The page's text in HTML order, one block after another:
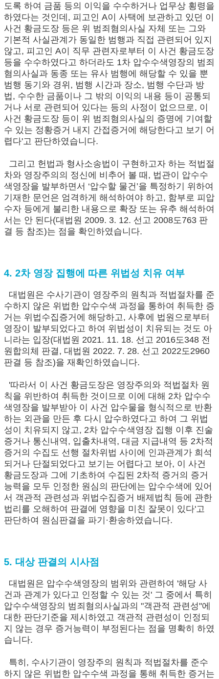
도록 하여 금품 등의 이익을 수수하거나 업무상 횡령을
하였다는 것인데, 피고인 A이 사택에 보관하고 있던 이
사건 황금도장 등은 위 범죄혐의사실 자체 또는 그와
기본적 사실관계가 동일한 범행과 직접 관련되어 있지
않고, 피고인 A이 직무 관련자로부터 이 사건 황금도장
등을 수수하였다고 하더라도 1차 압수수색영장의 범죄
혐의사실과 동종 또는 유사 범행에 해당할 수 있을 뿐
범행 동기와 경위, 범행 시간과 장소, 범행 수단과 방
법, 수수한 금품이나 그 밖의 이익의 내용 등이 공통되
거나 서로 관련되어 있다는 등의 사정이 없으므로, 이
사건 황금도장 등이 위 범죄혐의사실의 증명에 기여할
수 있는 정황증거 내지 간접증거에 해당한다고 보기 어
렵다'고 판단하였습니다.
그리고 헌법과 형사소송법이 구현하고자 하는 적법절
차와 영장주의의 정신에 비추어 볼 때, 법관이 압수수
색영장을 발부하면서 ‘압수할 물건’을 특정하기 위하여
기재한 문언은 엄격하게 해석하여야 하고, 함부로 피압
수자 등에게 불리한 내용으로 확장 또는 유추 해석하여
서는 안 된다(대법원 2009. 3. 12. 선고 2008도763 판
결 등 참조)는 점을 확인하였습니다.
4. 2차 영장 집행에 따른 위법성 치유 여부
대법원은 수사기관이 영장주의 원칙과 적법절차를 준
수하지 않은 위법한 압수수색 과정을 통하여 취득한 증
거는 위법수집증거에 해당하고, 사후에 법원으로부터
영장이 발부되었다고 하여 위법성이 치유되는 것도 아
니라는 입장(대법원 2021. 11. 18. 선고 2016도348 전
원합의체 판결, 대법원 2022. 7. 28. 선고 2022도2960
판결 등 참조)을 재확인하였습니다.
'따라서 이 사건 황금도장은 영장주의와 적법절차 원
칙을 위반하여 취득한 것이므로 이에 대해 2차 압수수
색영장을 발부받아 이 사건 압수물을 형식적으로 반환
하는 외관을 만든 후 다시 압수하였다고 하여 그 위법
성이 치유되지 않고, 2차 압수수색영장 집행 이후 진술
증거나 통신내역, 입출차내역, 대금 지급내역 등 2차적
증거의 수집도 선행 절차위법 사이에 인과관계가 희석
되거나 단절되었다고 보기는 어렵다고 보아, 이 사건
황금도장과 그에 기초하여 수집된 2차적 증거의 증거
능력을 모두 인정한 원심의 판단에는 압수수색에 있어
서 객관적 관련성과 위법수집증거 배제법칙 등에 관한
법리를 오해하여 판결에 영향을 미친 잘못이 있다'고
판단하여 원심판결을 파기·환송하였습니다.
5. 대상 판결의 시사점
대법원은 압수수색영장의 범위와 관련하여 '해당 사
건과 관계가 있다고 인정할 수 있는 것' 그 중에서 특히
압수수색영장의 범죄혐의사실과의 "객관적 관련성"에
대한 판단기준을 제시하였고 객관적 관련성이 인정되
지 않는 경우 증거능력이 부정된다는 점을 명확히 하였
습니다.
특히, 수사기관이 영장주의 원칙과 적법절차를 준수
하지 않은 위법한 압수수색 과정을 통해 취득한 증거는